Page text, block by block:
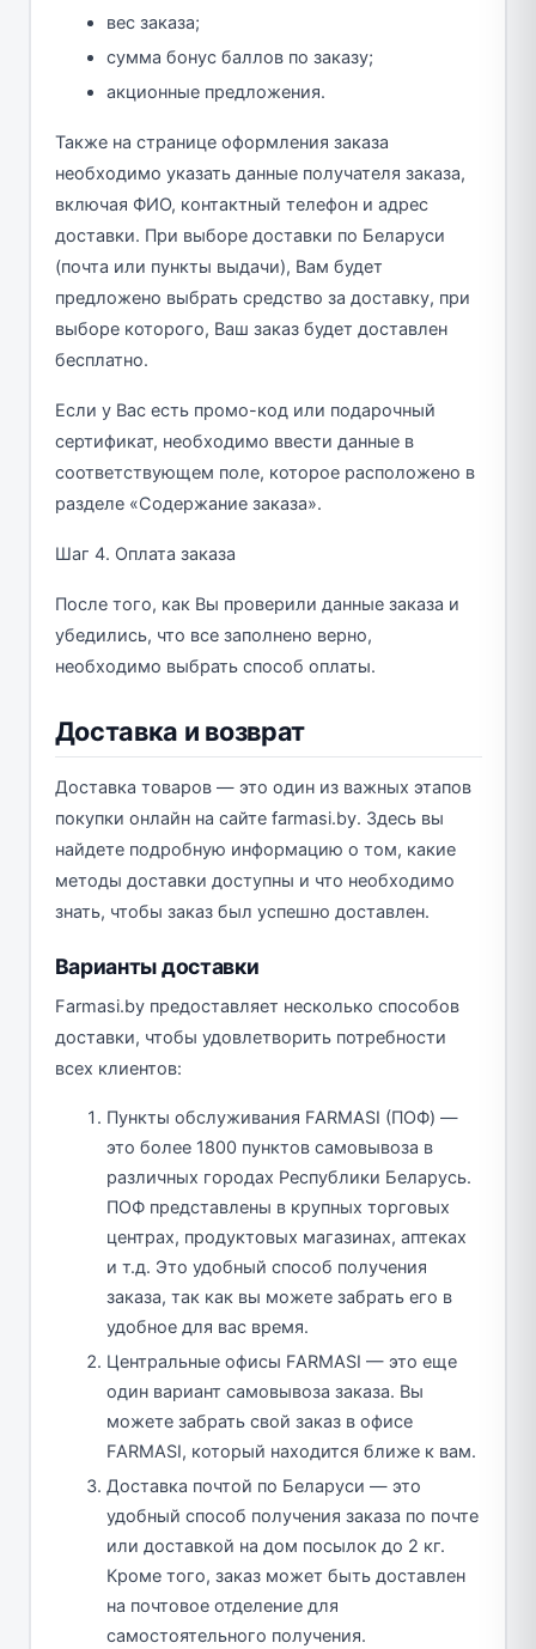
вес заказа;
сумма бонус баллов по заказу;
акционные предложения.
Также на странице оформления заказа
необходимо указать данные получателя заказа,
включая ФИО, контактный телефон и адрес
доставки. При выборе доставки по Беларуси
(почта или пункты выдачи), Вам будет
предложено выбрать средство за доставку, при
выборе которого, Ваш заказ будет доставлен
бесплатно.
Если у Вас есть промо-код или подарочный
сертификат, необходимо ввести данные в
соответствующем поле, которое расположено в
разделе «Содержание заказа».
Шаг 4. Оплата заказа
После того, как Вы проверили данные заказа и
убедились, что все заполнено верно,
необходимо выбрать способ оплаты.
Доставка и возврат
Доставка товаров — это один из важных этапов
покупки онлайн на сайте farmasi.by. Здесь вы
найдете подробную информацию о том, какие
методы доставки доступны и что необходимо
знать, чтобы заказ был успешно доставлен.
Варианты доставки
Farmasi.by предоставляет несколько способов
доставки, чтобы удовлетворить потребности
всех клиентов:
Пункты обслуживания FARMASI (ПОФ) —
это более 1800 пунктов самовывоза в
различных городах Республики Беларусь.
ПОФ представлены в крупных торговых
центрах, продуктовых магазинах, аптеках
и т.д. Это удобный способ получения
заказа, так как вы можете забрать его в
удобное для вас время.
Центральные офисы FARMASI — это еще
один вариант самовывоза заказа. Вы
можете забрать свой заказ в офисе
FARMASI, который находится ближе к вам.
Доставка почтой по Беларуси — это
удобный способ получения заказа по почте
или доставкой на дом посылок до 2 кг.
Кроме того, заказ может быть доставлен
на почтовое отделение для
самостоятельного получения.